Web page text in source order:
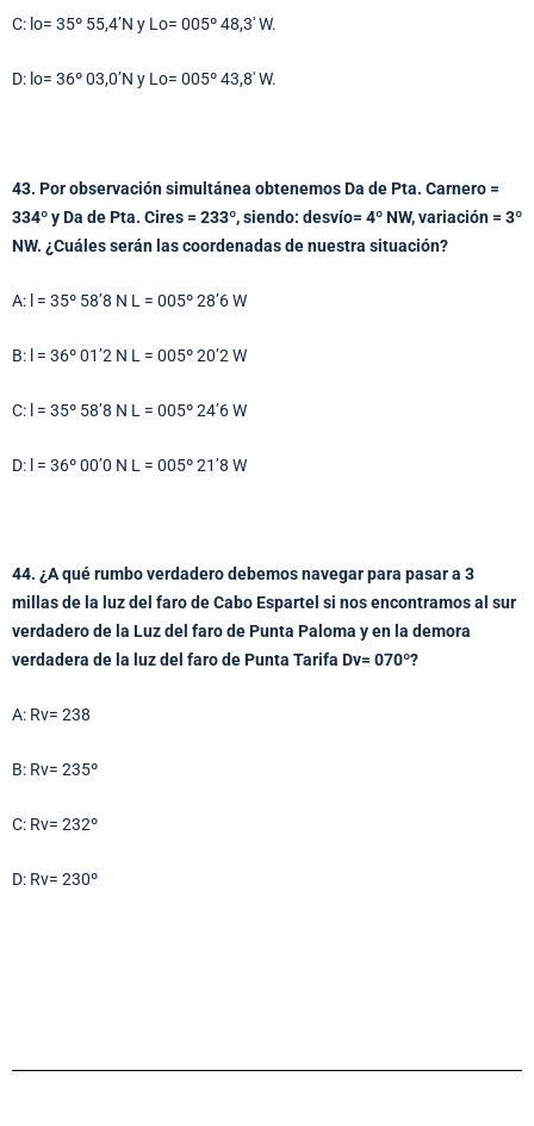
C: lo= 35º 55,4’N y Lo= 005º 48,3′ W.
D: lo= 36º 03,0’N y Lo= 005º 43,8′ W.
43. Por observación simultánea obtenemos Da de Pta. Carnero =
334º y Da de Pta. Cires = 233º, siendo: desvío= 4º NW, variación = 3º
NW. ¿Cuáles serán las coordenadas de nuestra situación?
A: l = 35º 58’8 N L = 005º 28’6 W
B: l = 36º 01’2 N L = 005º 20’2 W
C: l = 35º 58’8 N L = 005º 24’6 W
D: l = 36º 00’0 N L = 005º 21’8 W
44. ¿A qué rumbo verdadero debemos navegar para pasar a 3
millas de la luz del faro de Cabo Espartel si nos encontramos al sur
verdadero de la Luz del faro de Punta Paloma y en la demora
verdadera de la luz del faro de Punta Tarifa Dv= 070º?
A: Rv= 238
B: Rv= 235º
C: Rv= 232º
D: Rv= 230º